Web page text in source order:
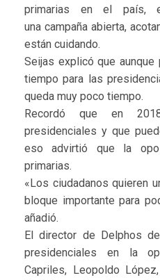
primarias en el
una campaña abierta,
están cuidando.
Seijas explicó que aunque
tiempo para las
queda muy poco tiempo.
Recordó que en
presidenciales y que
eso advirtió que la
primarias.
«Los ciudadanos quieren
bloque importante para
añadió.
El director de Delphos
presidenciales en la
Capriles, Leopoldo